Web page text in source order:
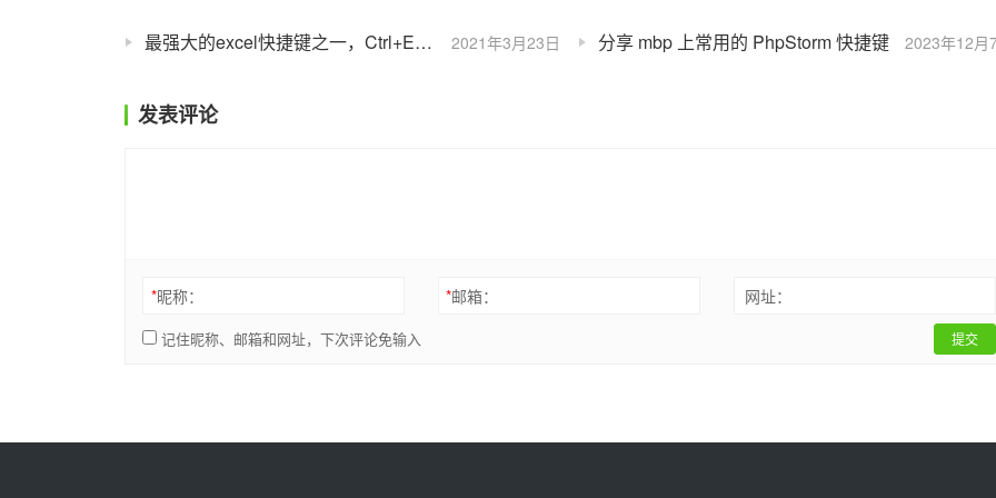
2021年3月23日
最强大的excel快捷键之一，Ctrl+E的使用技巧 2023年12月
分享 mbp 上常用的 PhpStorm 快捷键
发表评论
*昵称： *邮箱： 网址：
记住昵称、邮箱和网址，下次评论免输入 提交